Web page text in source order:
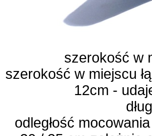
szerokość w
szerokość w miejscu
12cm -
odległość